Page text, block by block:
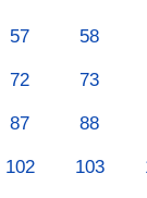
57 58
72 73
87 88
102 103